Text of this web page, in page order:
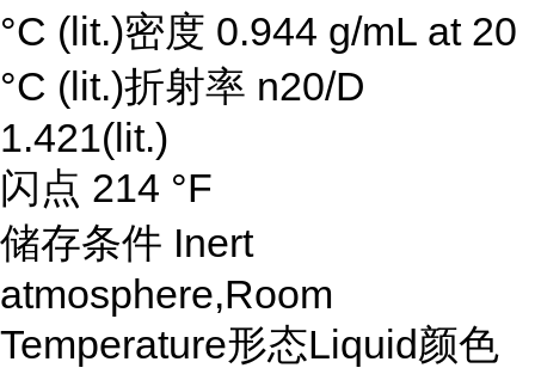
°C (lit.)密度 0.944 g/mL at 20
°C (lit.)折射率 n20/D
1.421(lit.)
闪点 214 °F
储存条件 Inert
atmosphere,Room
Temperature形态Liquid颜色